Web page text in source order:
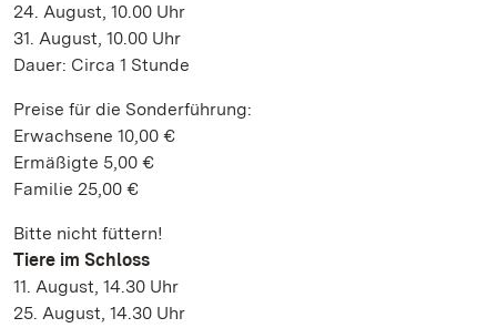
24. August, 10.00 Uhr
31. August, 10.00 Uhr
Dauer: Circa 1 Stunde
Preise für die Sonderführung:
Erwachsene 10,00 €
Ermäßigte 5,00 €
Familie 25,00 €
Bitte nicht füttern!
Tiere im Schloss
11. August, 14.30 Uhr
25. August, 14.30 Uhr